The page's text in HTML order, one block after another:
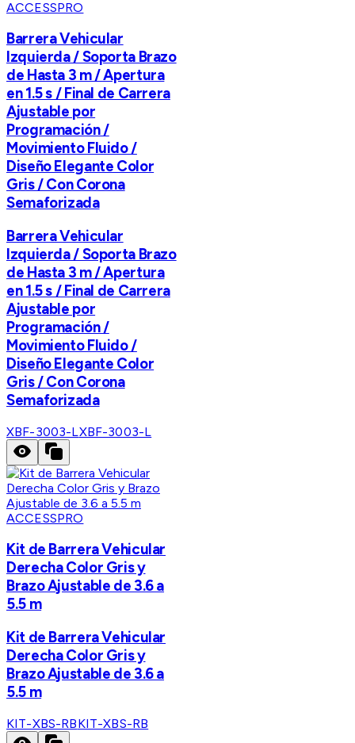
ACCESSPRO
Barrera Vehicular
Izquierda / Soporta Brazo
de Hasta 3 m / Apertura
en 1.5 s / Final de Carrera
Ajustable por
Programación /
Movimiento Fluido /
Diseño Elegante Color
Gris / Con Corona
Semaforizada
Barrera Vehicular
Izquierda / Soporta Brazo
de Hasta 3 m / Apertura
en 1.5 s / Final de Carrera
Ajustable por
Programación /
Movimiento Fluido /
Diseño Elegante Color
Gris / Con Corona
Semaforizada
XBF-3003-LXBF-3003-L
ACCESSPRO
Kit de Barrera Vehicular
Derecha Color Gris y
Brazo Ajustable de 3.6 a
5.5 m
Kit de Barrera Vehicular
Derecha Color Gris y
Brazo Ajustable de 3.6 a
5.5 m
KIT-XBS-RBKIT-XBS-RB